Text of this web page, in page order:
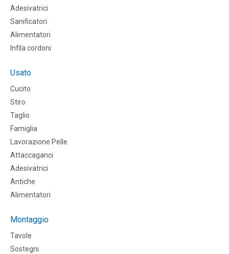
Adesivatrici
Sanificatori
Alimentatori
Infila cordoni
Usato
Cucito
Stiro
Taglio
Famiglia
Lavorazione Pelle
Attaccaganci
Adesivatrici
Antiche
Alimentatori
Montaggio
Tavole
Sostegni